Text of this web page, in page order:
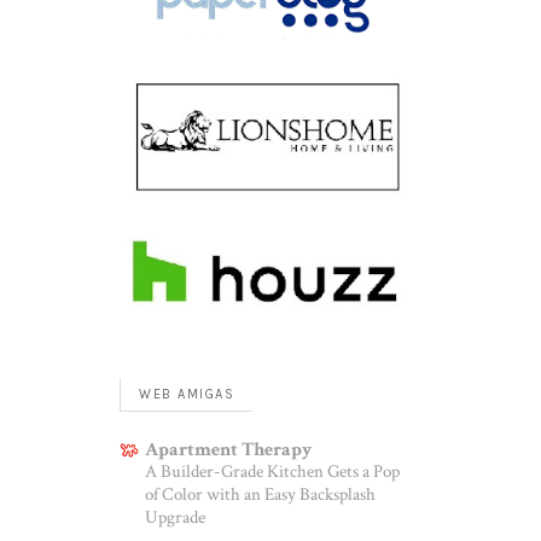
WEB AMIGAS
Apartment Therapy
A Builder-Grade Kitchen Gets a Pop
of Color with an Easy Backsplash
Upgrade